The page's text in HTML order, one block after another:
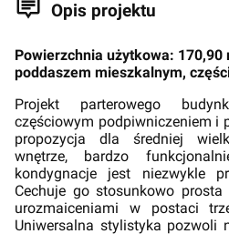
Opis projektu
Powierzchnia użytkowa: 170,90
poddaszem mieszkalnym,
Projekt parterowego
częściowym podpiwniczeniem i
propozycja dla średniej
wnętrze, bardzo
kondygnacje jest niezwykle
Cechuje go stosunkowo
urozmaiceniami w postaci
Uniwersalna stylistyka pozwoli